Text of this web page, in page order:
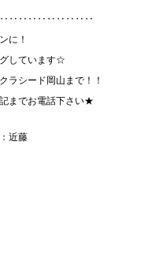
に！
しています☆
ラシード岡山まで！！
までお電話下さい★
近藤